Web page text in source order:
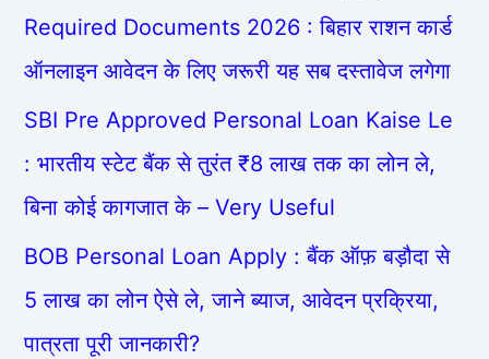
Required Documents 2026 : बिहार राशन कार्ड
ऑनलाइन आवेदन के लिए जरूरी यह सब दस्तावेज लगेगा
SBI Pre Approved Personal Loan Kaise Le
: भारतीय स्टेट बैंक से तुरंत ₹8 लाख तक का लोन ले,
बिना कोई कागजात के – Very Useful
BOB Personal Loan Apply : बैंक ऑफ़ बड़ौदा से
5 लाख का लोन ऐसे ले, जाने ब्याज, आवेदन प्रक्रिया,
पात्रता पूरी जानकारी?